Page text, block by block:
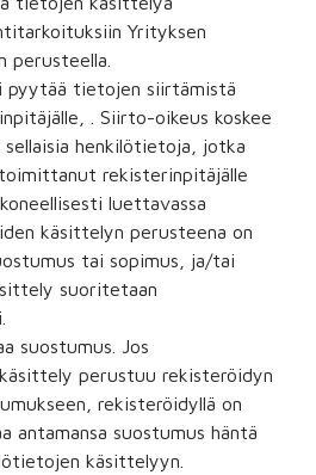
Yrityksen
perusteella.
pyytää tietojen siirtämistä
. Siirto-oikeus koskee
henkilötietoja, jotka
rekisterinpitäjälle
luettavassa
käsittelyn perusteena on
tai sopimus, ja/tai
suoritetaan
suostumus. Jos
perustuu rekisteröidyn
rekisteröidyllä on
antamansa suostumus häntä
käsittelyyn.